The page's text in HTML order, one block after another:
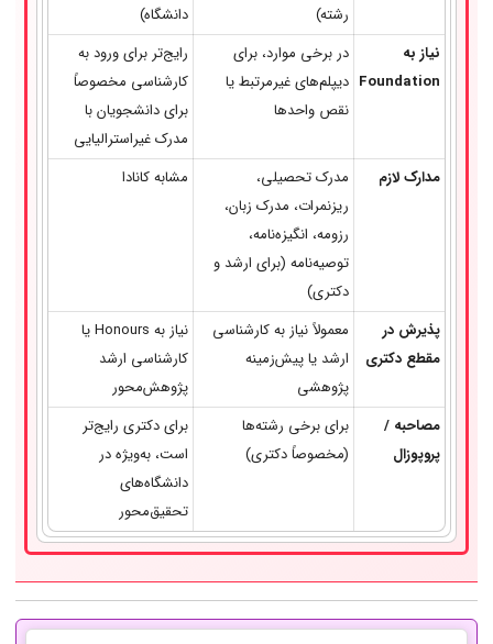
رشته)
دانشگاه)
نیاز به
Foundation
در برخی موارد، برای
دیپلم‌های غیرمرتبط یا
نقص واحدها
رایج‌تر برای ورود به
کارشناسی مخصوصاً
برای دانشجویان با
مدرک غیراسترالیایی
مدارک لازم
مدرک تحصیلی،
ریزنمرات، مدرک زبان،
رزومه، انگیزه‌نامه،
توصیه‌نامه (برای ارشد و
دکتری)
مشابه کانادا
پذیرش در
مقطع دکتری
معمولاً نیاز به کارشناسی
ارشد یا پیش‌زمینه
پژوهشی
نیاز به Honours یا
کارشناسی ارشد
پژوهش‌محور
مصاحبه /
پروپوزال
برای برخی رشته‌ها
(مخصوصاً دکتری)
برای دکتری رایج‌تر
است، به‌ویژه در
دانشگاه‌های
تحقیق‌محور